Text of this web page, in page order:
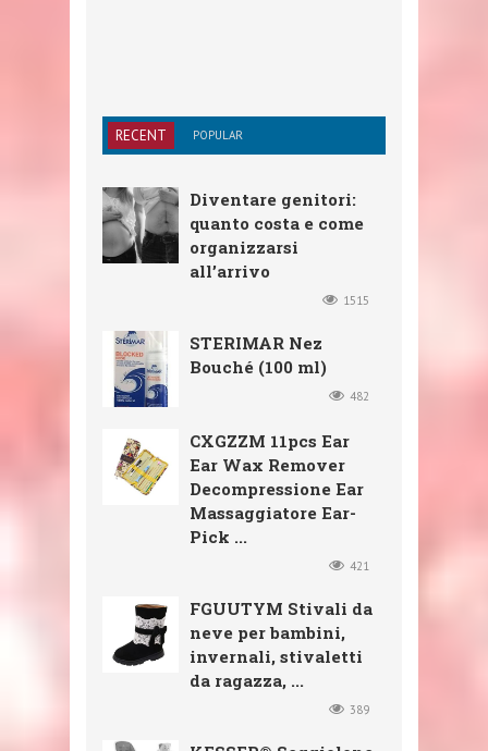
RECENT POPULAR
Diventare genitori:
quanto costa e come
organizzarsi
all’arrivo
1515
STERIMAR Nez
Bouché (100 ml)
482
CXGZZM 11pcs Ear
Ear Wax Remover
Decompressione Ear
Massaggiatore Ear-
Pick ...
421
FGUUTYM Stivali da
neve per bambini,
invernali, stivaletti
da ragazza, ...
389